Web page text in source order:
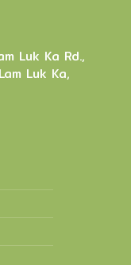
Luk Ka Rd.,
Luk Ka,